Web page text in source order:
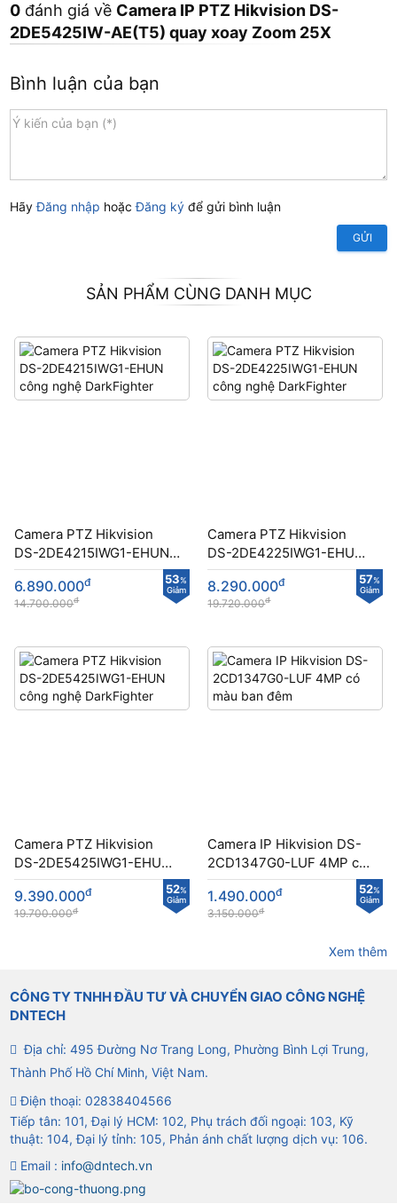
0 đánh giá về Camera IP PTZ Hikvision DS-
2DE5425IW-AE(T5) quay xoay Zoom 25X
Bình luận của bạn
HãyĐăng nhập hoặcĐăng ký để gửi bình luận
GỬI
SẢN PHẨM CÙNG DANH MỤC
Camera PTZ Hikvision
DS-2DE4215IWG1-EHUN
công nghệ DarkFighter 53%
Giảm
6.890.000đ
14.700.000đ
Camera PTZ Hikvision
DS-2DE4225IWG1-EHUN
công nghệ DarkFighter 57%
Giảm
8.290.000đ
19.720.000đ
Camera PTZ Hikvision
DS-2DE5425IWG1-EHUN
công nghệ DarkFighter 52%
Giảm
9.390.000đ
19.700.000đ
Camera IP Hikvision DS-
2CD1347G0-LUF 4MP có
màu ban đêm
52%
Giảm
1.490.000đ
3.150.000đ
Xem thêm
CÔNG TY TNHH ĐẦU TƯ VÀ CHUYỂN GIAO CÔNG NGHỆ
DNTECH
Địa chỉ: 495 Đường Nơ Trang Long, Phường Bình Lợi Trung,
Thành Phố Hồ Chí Minh, Việt Nam.
Điện thoại: 02838404566
Tiếp tân: 101, Đại lý HCM: 102, Phụ trách đối ngoại: 103, Kỹ
thuật: 104, Đại lý tỉnh: 105, Phản ánh chất lượng dịch vụ: 106.
Email : info@dntech.vn